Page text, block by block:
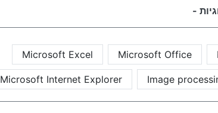
-
Microsoft Office
Microsoft Excel
Image
Microsoft Internet Explorer